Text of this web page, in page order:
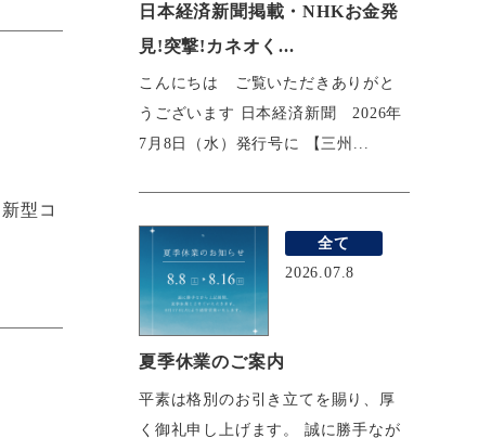
型コ
日本経済新聞掲載・NHKお金発
見!突撃!カネオく...
こんにちは ご覧いただきありがと
うございます 日本経済新聞 2026年
7月8日（水）発行号に 【三州...
全て
2026.07.8
夏季休業のご案内
平素は格別のお引き立てを賜り、厚
く御礼申し上げます。 誠に勝手なが